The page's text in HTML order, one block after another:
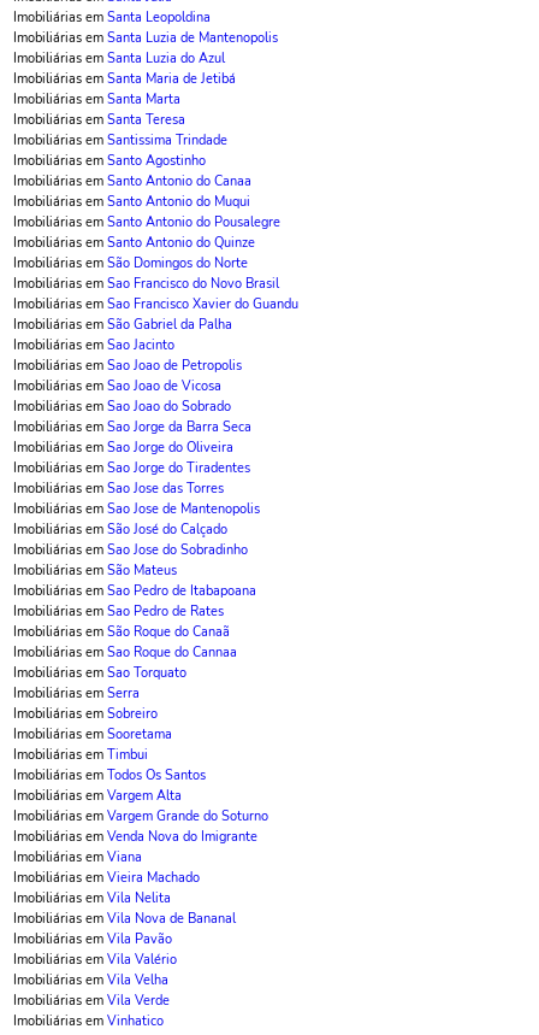
Imobiliárias em Santa Leopoldina
Imobiliárias em Santa Luzia de Mantenopolis
Imobiliárias em Santa Luzia do Azul
Imobiliárias em Santa Maria de Jetibá
Imobiliárias em Santa Marta
Imobiliárias em Santa Teresa
Imobiliárias em Santissima Trindade
Imobiliárias em Santo Agostinho
Imobiliárias em Santo Antonio do Canaa
Imobiliárias em Santo Antonio do Muqui
Imobiliárias em Santo Antonio do Pousalegre
Imobiliárias em Santo Antonio do Quinze
Imobiliárias em São Domingos do Norte
Imobiliárias em Sao Francisco do Novo Brasil
Imobiliárias em Sao Francisco Xavier do Guandu
Imobiliárias em São Gabriel da Palha
Imobiliárias em Sao Jacinto
Imobiliárias em Sao Joao de Petropolis
Imobiliárias em Sao Joao de Vicosa
Imobiliárias em Sao Joao do Sobrado
Imobiliárias em Sao Jorge da Barra Seca
Imobiliárias em Sao Jorge do Oliveira
Imobiliárias em Sao Jorge do Tiradentes
Imobiliárias em Sao Jose das Torres
Imobiliárias em Sao Jose de Mantenopolis
Imobiliárias em São José do Calçado
Imobiliárias em Sao Jose do Sobradinho
Imobiliárias em São Mateus
Imobiliárias em Sao Pedro de Itabapoana
Imobiliárias em Sao Pedro de Rates
Imobiliárias em São Roque do Canaã
Imobiliárias em Sao Roque do Cannaa
Imobiliárias em Sao Torquato
Imobiliárias em Serra
Imobiliárias em Sobreiro
Imobiliárias em Sooretama
Imobiliárias em Timbui
Imobiliárias em Todos Os Santos
Imobiliárias em Vargem Alta
Imobiliárias em Vargem Grande do Soturno
Imobiliárias em Venda Nova do Imigrante
Imobiliárias em Viana
Imobiliárias em Vieira Machado
Imobiliárias em Vila Nelita
Imobiliárias em Vila Nova de Bananal
Imobiliárias em Vila Pavão
Imobiliárias em Vila Valério
Imobiliárias em Vila Velha
Imobiliárias em Vila Verde
Imobiliárias em Vinhatico